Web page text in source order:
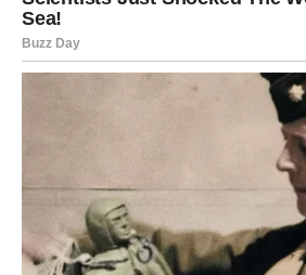
Ali nije sve samo u uspehu.
Device će doživeti i duboku
da shvataju da ne moraju sve same.
To je njihova najveća transformacija.
Kada Devica nauči da veruje životu –